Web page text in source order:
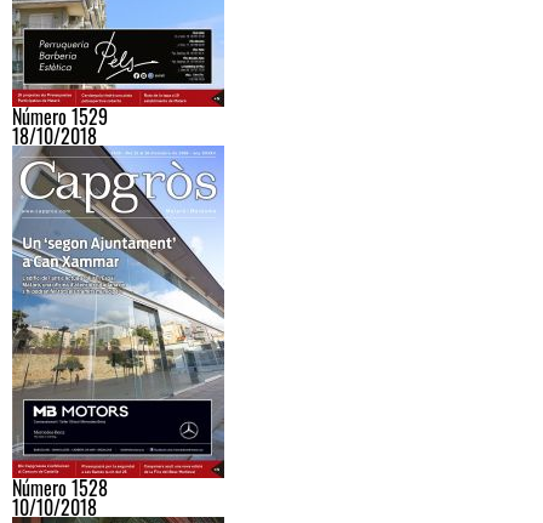
Número 1529
18/10/2018
Número 1528
10/10/2018